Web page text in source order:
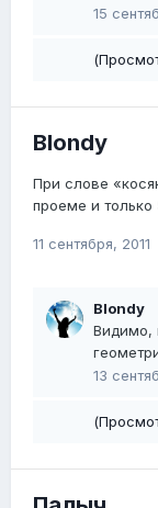
15
Blondy
При слове
проеме и только
11 сентября, 2011
Blondy
Видимо,
13